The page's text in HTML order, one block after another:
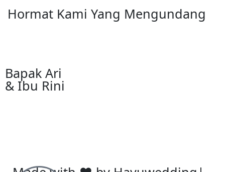
Hormat Kami Yang Mengundang
Bapak Ari
& Ibu Rini